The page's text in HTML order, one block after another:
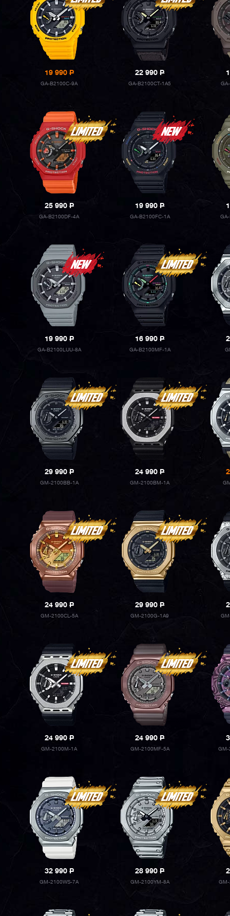
19 990P
GA-B2100C-9A
22 990P
GA-B2100CT-1A5
25 990P
GA-B2100DF-4A
19 990P
GA-B2100FC-1A
19 990P
GA-B2100LUU-8A
16 990P
GA-B2100MF-1A
29 990P
GM-2100BB-1A
24 990P
GM-2100BM-1A
24 990P
GM-2100CL-5A
29 990P
GM-2100G-1A9
24 990P
GM-2100M-1A
24 990P
GM-2100MF-5A GM-
32 990P
GM-2100WS-7A
28 990P
GM-2100YM-8A